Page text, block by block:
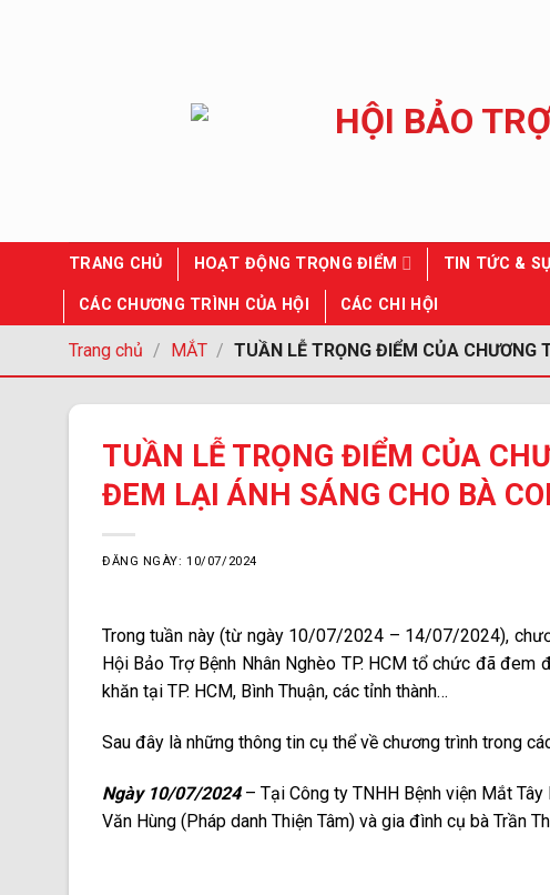
TRANG CHỦ HOẠT ĐỘNG TRỌNG ĐIỂM TIN TỨC &
CÁC CHƯƠNG TRÌNH CỦA HỘI CÁC CHI HỘI
Trang chủ / MẮT / TUẦN LỄ TRỌNG ĐIỂM CỦA CHƯƠNG
TUẦN LỄ TRỌNG ĐIỂM CỦA
ĐEM LẠI ÁNH SÁNG CHO BÀ
ĐĂNG NGÀY: 10/07/2024
Trong tuần này (từ ngày 10/07/2024 – 14/07/2024),
Hội Bảo Trợ Bệnh Nhân Nghèo TP. HCM tổ chức đã
khăn tại TP. HCM, Bình Thuận, các tỉnh thành…
Sau đây là những thông tin cụ thể về chương trình trong
Ngày 10/07/2024– Tại Công ty TNHH Bệnh viện Mắt
Văn Hùng (Pháp danh Thiện Tâm) và gia đình cụ bà Trần